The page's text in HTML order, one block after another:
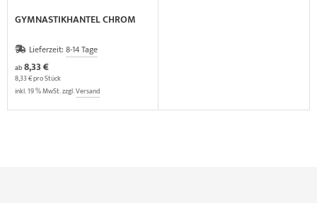
GYMNASTIKHANTEL CHROM
Lieferzeit: 8-14 Tage
ab8,33 €
8,33 € pro Stück
inkl. 19 % MwSt. zzgl.Versand